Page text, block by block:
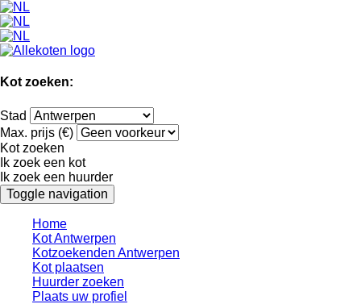
Kot zoeken:
Stad
Max. prijs (€)
Kot zoeken
Ik zoek een kot
Ik zoek een huurder
Toggle navigation
Home
Kot Antwerpen
Kotzoekenden Antwerpen
Kot plaatsen
Huurder zoeken
Plaats uw profiel